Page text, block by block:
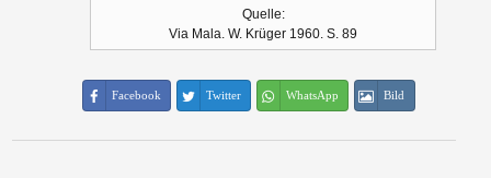
Quelle:
Via Mala. W. Krüger 1960. S. 89
Facebook Twitter WhatsApp Bild